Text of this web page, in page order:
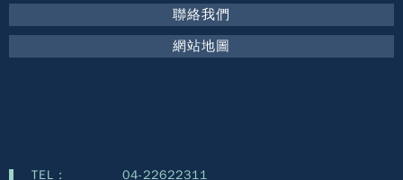
聯絡我們
網站地圖
TEL : 04-22622311